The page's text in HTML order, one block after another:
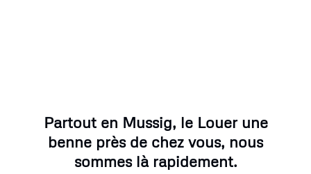
Partout en Mussig, le Louer une
benne près de chez vous, nous
sommes là rapidement.